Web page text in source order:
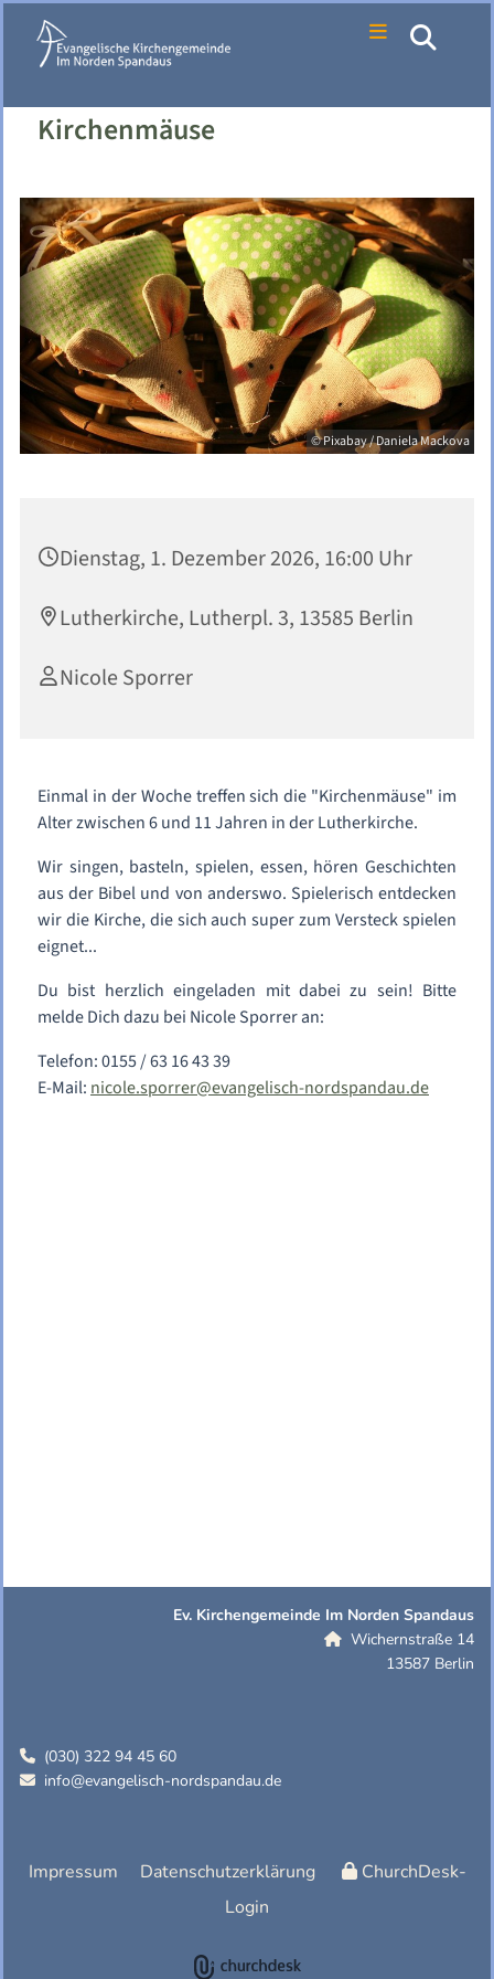
Kirchenmäuse
© Pixabay / Daniela Mackova
Dienstag, 1. Dezember 2026, 16:00 Uhr
Lutherkirche, Lutherpl. 3, 13585 Berlin
Nicole Sporrer
Einmal in der Woche treffen sich die "Kirchenmäuse" im
Alter zwischen 6 und 11 Jahren in der Lutherkirche.
Wir singen, basteln, spielen, essen, hören Geschichten
aus der Bibel und von anderswo. Spielerisch entdecken
wir die Kirche, die sich auch super zum Versteck spielen
eignet...
Du bist herzlich eingeladen mit dabei zu sein! Bitte
melde Dich dazu bei Nicole Sporrer an:
Telefon: 0155 / 63 16 43 39
E-Mail: nicole.sporrer@evangelisch-nordspandau.de
Ev. Kirchengemeinde Im Norden Spandaus
 Wichernstraße 14
13587 Berlin
 (030) 322 94 45 60
 info@evangelisch-nordspandau.de
Impressum Datenschutzerklärung
ChurchDesk-
Login